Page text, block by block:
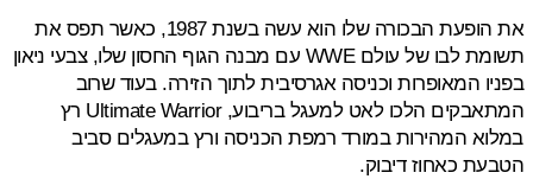
את הופעת הבכורה שלו הוא עשה בשנת 1987, כאשר תפס את
תשומת לבו של עולם WWE עם מבנה הגוף החסון שלו, צבעי ניאון
המאופרות וכניסה אגרסיבית לתוך הזירה. בעוד שרוב
המתאבקים הלכו לאט למעגל בריבוע, Ultimate Warrior רץ
המהירות במורד רמפת הכניסה ורץ במעגלים סביב
כאחוז דיבוק.